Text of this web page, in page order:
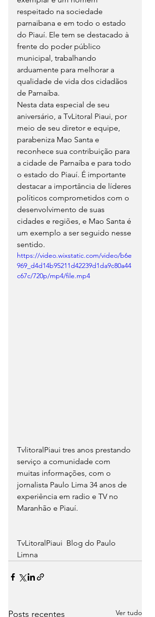
respeitado na sociedade
parnaibana e em todo o estado
do Piauí. Ele tem se destacado à
frente do poder público
municipal, trabalhando
arduamente para melhorar a
qualidade de vida dos cidadãos
de Parnaíba.
Nesta data especial de seu
aniversário, a TvLitoral Piaui, por
meio de seu diretor e equipe,
parabeniza Mao Santa e
reconhece sua contribuição para
a cidade de Parnaíba e para todo
o estado do Piauí. É importante
destacar a importância de líderes
políticos comprometidos com o
desenvolvimento de suas
cidades e regiões, e Mao Santa é
um exemplo a ser seguido nesse
sentido.
https://video.wixstatic.com/video/b6e
969_d4d14b95211d42239d1da9c80a44
c67c/720p/mp4/file.mp4
TvlitoralPiaui tres anos prestando
serviço a comunidade com
muitas informações, com o
jornalista Paulo Lima 34 anos de
experiência em radio e TV no
Maranhão e Piauí.
TvLitoralPiaui  Blog do Paulo
Limna
Posts recentes Ver tudo